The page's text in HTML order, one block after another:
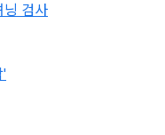
닝 검사
'